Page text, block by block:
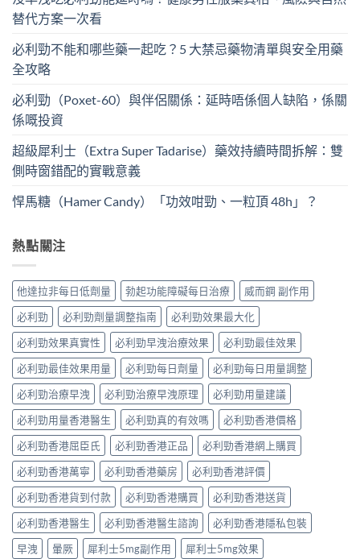
替代方案一次看
必利勁不能和哪些藥一起吃？5 大禁忌藥物清單與安全用藥
全攻略
必利勁（Poxet-60）與伴侶關係：延時唔係個人缺陷，係關
係嘅投資
超級犀利士（Extra Super Tadarise）藥效持續時間拆解：雙
側時窗錯配的實戰意義
悍馬糖（Hamer Candy）「功效咁勁、一粒頂 48h」？
熱點關注
他達拉非每日低劑量 勃起功能障礙每日治療
威而鋼 副作用
必利勁
必利勁劑量調整指南
必利勁效果最大化
必利勁效果真實性
必利勁早洩治療效果
必利勁最佳效果
必利勁最佳效果用量
必利勁每日劑量
必利勁每日用量調整
必利勁治療早洩
必利勁治療早洩原理
必利勁用量建議
必利勁用量香港醫生
必利勁真的有效嗎
必利勁香港價格
必利勁香港屈臣氏
必利勁香港正品
必利勁香港網上購買
必利勁香港萬寧
必利勁香港藥房
必利勁香港評價
必利勁香港貨到付款
必利勁香港購買
必利勁香港送貨
必利勁香港醫生
必利勁香港醫生諮詢
必利勁香港隱私包裝
早洩
暈厥 犀利士5mg副作用 犀利士5mg效果